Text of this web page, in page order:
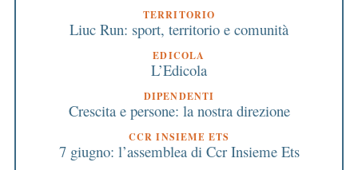
TERRITORIO
Liuc Run: sport, territorio e comunità
EDICOLA
L’Edicola
DIPENDENTI
Crescita e persone: la nostra direzione
CCR INSIEME ETS
7 giugno: l’assemblea di Ccr Insieme Ets